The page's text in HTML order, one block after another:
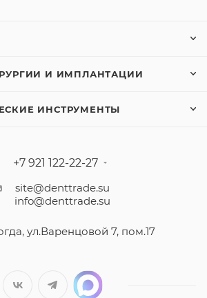
И ИМПЛАНТАЦИИ
ИНСТРУМЕНТЫ
+7 921 122-22-27
site@denttrade.su
info@denttrade.su
ул.Варенцовой 7, пом.17